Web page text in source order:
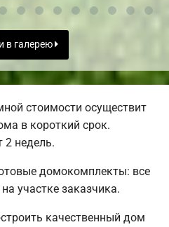
в галерею
стоимости осуществит
в короткий срок.
2 недель.
домокомплекты: все
участке заказчика.
качественный дом